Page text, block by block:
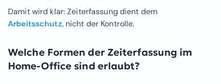
Damit wird klar: Zeiterfassung dient dem
Arbeitsschutz, nicht der Kontrolle.
Welche Formen der Zeiterfassung im
Home-Office sind erlaubt?